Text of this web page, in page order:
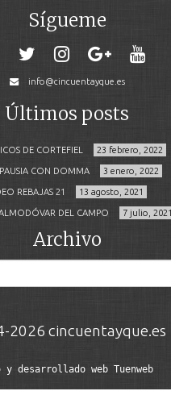
Sígueme
info@cincuentayque.es
Últimos posts
DE CORTEFIEL 23 febrero, 2022
CON DOMMA 3 enero, 2022
REBAJAS 21 13 agosto, 2021
DEL CAMPO 7 julio, 2021
Archivo
2026 cincuentayque.es
y desarrollado web Tuenweb